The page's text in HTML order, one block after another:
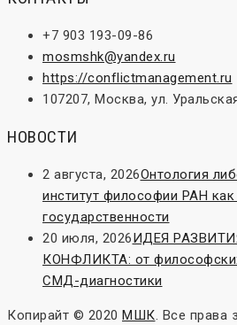
+7 903 193-09-86
mosmshk@yandex.ru
https://conflictmanagement.ru
107207, Москва, ул.
НОВОСТИ
2 августа, 2026Онтология
институт философии РАН
государственности
20 июля, 2026ИДЕЯ
КОНФЛИКТА: от
СМД-диагностики
Копирайт © 2020 МШК. Все права